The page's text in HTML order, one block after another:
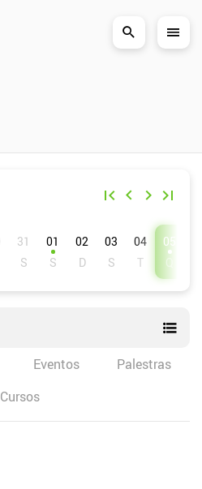
01 02 03 04 05
Eventos
Palestras
Cursos